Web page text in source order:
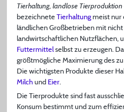
Tierhaltung, landlose Tierproduktion
bezeichnete Tierhaltungmeist nur
ländlichen Großbetrieben mit
landwirtschaftlichen Nutzflächen,
Futtermittelselbst zu erzeugen.
größtmögliche Maximierung des
Die wichtigsten Produkte dieser
Milchund Eier.
Die Tierprodukte sind fast
Konsum bestimmt und zum